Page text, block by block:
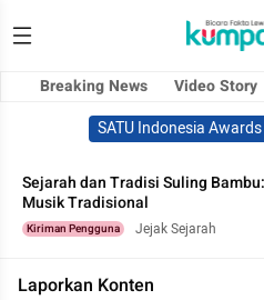
Breaking News Video Story
SATU Indonesia Awards
Sejarah dan Tradisi Suling
Musik Tradisional
Kiriman Pengguna Jejak Sejarah
Laporkan Konten